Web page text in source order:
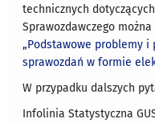
technicznych
Sprawozdawczego
„Podstawowe problemy i
sprawozdań w formie
W przypadku dalszych
Infolinia Statystyczna